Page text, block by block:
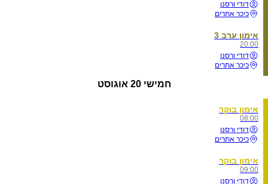
דודי ורסנו
כיכר אתרים
אימון ערב 3
20:00
דודי ורסנו
כיכר אתרים
חמישי 20 אוגוסט
אימון בוקר
08:00
דודי ורסנו
כיכר אתרים
אימון בוקר
09:00
דודי ורסנו